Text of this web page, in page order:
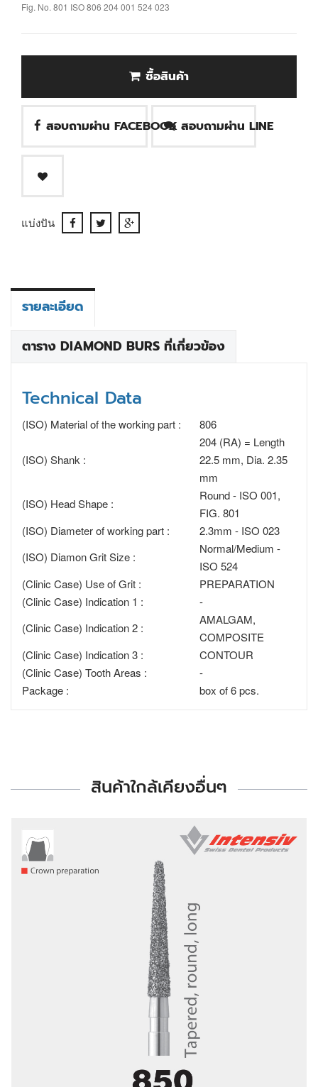
Fig. No. 801 ISO 806 204 001 524 023
ซื้อสินค้า
สอบถามผ่าน FACEBOOK สอบถามผ่าน LINE
แบ่งปัน
รายละเอียด
ตาราง DIAMOND BURS ที่เกี่ยวข้อง
Technical Data
(ISO) Material of the working part : 806
(ISO) Shank :
204 (RA) = Length
22.5 mm, Dia. 2.35
mm
(ISO) Head Shape :
Round - ISO 001,
FIG. 801
(ISO) Diameter of working part :
2.3mm - ISO 023
(ISO) Diamon Grit Size :
Normal/Medium -
ISO 524
(Clinic Case) Use of Grit :
PREPARATION
(Clinic Case) Indication 1 :
-
(Clinic Case) Indication 2 :
AMALGAM,
COMPOSITE
(Clinic Case) Indication 3 :
CONTOUR
(Clinic Case) Tooth Areas :
-
Package :
box of 6 pcs.
สินค้าใกล้เคียงอื่นๆ